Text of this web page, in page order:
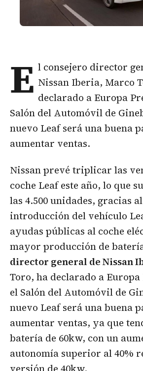
E l consejero director
Nissan Iberia, Marco
declarado a Europa
Salón del Automóvil de
nuevo Leaf será una buena
aumentar ventas.
Nissan prevé triplicar las
coche Leaf este año, lo que
las 4.500 unidades, gracias
introducción del vehículo
ayudas públicas al coche
mayor producción de
director general de Nissan
Toro, ha declarado a
el Salón del Automóvil de
nuevo Leaf será una buena
aumentar ventas, ya que
batería de 60kw, con un
autonomía superior al 40%